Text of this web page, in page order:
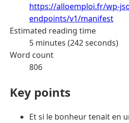
https://alloemploi.fr/wp-
endpoints/v1/manifest
Estimated reading time
5 minutes (242 seconds)
Word count
806
Key points
Et si le bonheur tenait en